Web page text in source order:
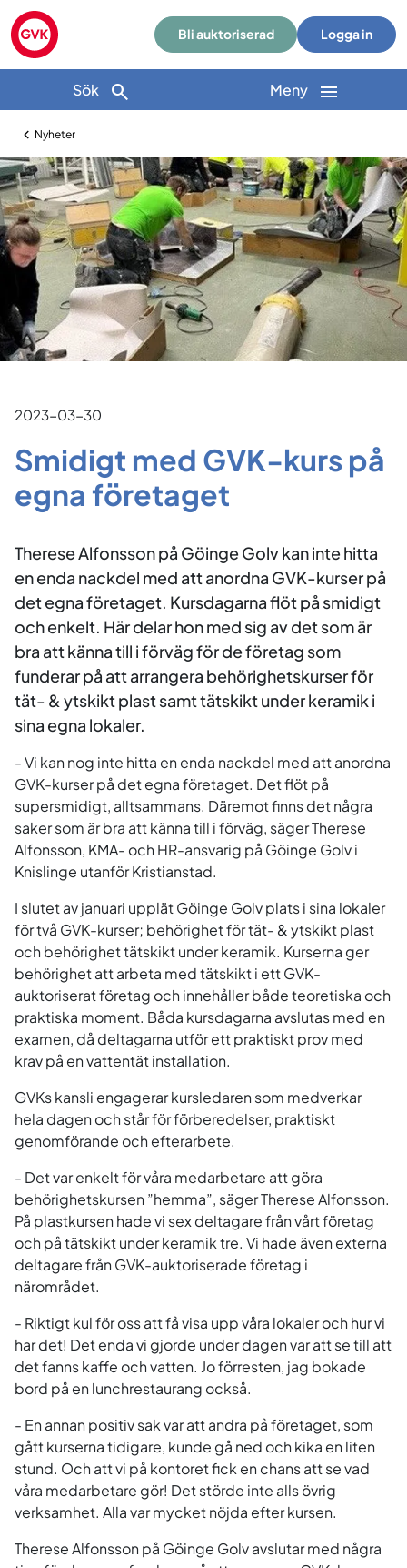
Bli auktoriserad Logga in
Sök Meny
Nyheter
2023-03-30
Smidigt med GVK-kurs på
egna företaget
Therese Alfonsson på Göinge Golv kan inte hitta
en enda nackdel med att anordna GVK-kurser på
det egna företaget. Kursdagarna flöt på smidigt
och enkelt. Här delar hon med sig av det som är
bra att känna till i förväg för de företag som
funderar på att arrangera behörighetskurser för
tät- & ytskikt plast samt tätskikt under keramik i
sina egna lokaler.
- Vi kan nog inte hitta en enda nackdel med att anordna
GVK-kurser på det egna företaget. Det flöt på
supersmidigt, alltsammans. Däremot finns det några
saker som är bra att känna till i förväg, säger Therese
Alfonsson, KMA- och HR-ansvarig på Göinge Golv i
Knislinge utanför Kristianstad.
I slutet av januari upplät Göinge Golv plats i sina lokaler
för två GVK-kurser; behörighet för tät- & ytskikt plast
och behörighet tätskikt under keramik. Kurserna ger
behörighet att arbeta med tätskikt i ett GVK-
auktoriserat företag och innehåller både teoretiska och
praktiska moment. Båda kursdagarna avslutas med en
examen, då deltagarna utför ett praktiskt prov med
krav på en vattentät installation.
GVKs kansli engagerar kursledaren som medverkar
hela dagen och står för förberedelser, praktiskt
genomförande och efterarbete.
- Det var enkelt för våra medarbetare att göra
behörighetskursen ”hemma”, säger Therese Alfonsson.
På plastkursen hade vi sex deltagare från vårt företag
och på tätskikt under keramik tre. Vi hade även externa
deltagare från GVK-auktoriserade företag i
närområdet.
- Riktigt kul för oss att få visa upp våra lokaler och hur vi
har det! Det enda vi gjorde under dagen var att se till att
det fanns kaffe och vatten. Jo förresten, jag bokade
bord på en lunchrestaurang också.
- En annan positiv sak var att andra på företaget, som
gått kurserna tidigare, kunde gå ned och kika en liten
stund. Och att vi på kontoret fick en chans att se vad
våra medarbetare gör! Det störde inte alls övrig
verksamhet. Alla var mycket nöjda efter kursen.
Therese Alfonsson på Göinge Golv avslutar med några